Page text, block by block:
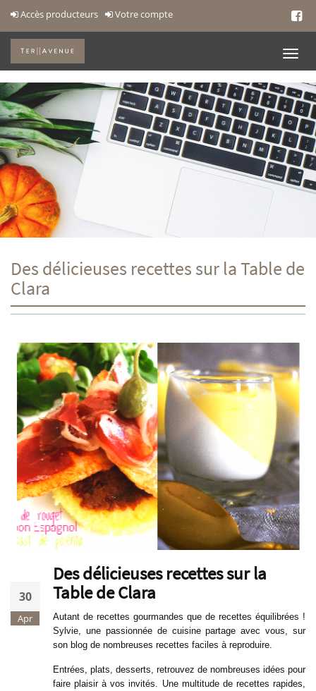
Accès producteurs Votre compte
Des délicieuses recettes sur la Table de
Clara
30
Apr
Des délicieuses recettes sur la
Table de Clara
Autant de recettes gourmandes que de recettes équilibrées !
Sylvie, une passionnée de cuisine partage avec vous, sur
son blog de nombreuses recettes faciles à reproduire.
Entrées, plats, desserts, retrouvez de nombreuses idées pour
faire plaisir à vos invités. Une multitude de recettes rapides,